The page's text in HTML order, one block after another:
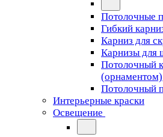
Потолочные
Гибкий
Карниз для
Карнизы для
Потолочный
(орнаментом)
Потолочный
Интерьерные краски
Освещение